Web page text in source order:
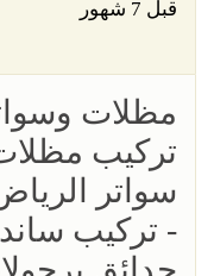
قبل 7 شهور
مظلات
تركيب
سواتر
- تركيب